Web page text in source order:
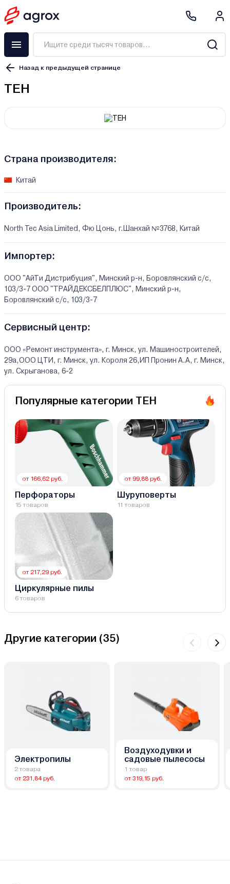
Назад к предыдущей странице
TEH
Страна производителя:
Китай
Производитель:
North Tec Asia Limited, Фю Цонь, г.Шанхай №3768, Китай
Импортер:
ООО "АйТи Дистрибуция", Минский р-н, Боровлянский с/с,
103/3-7 ООО "ТРАЙДЕКСБЕЛПЛЮС", Минский р-н,
Боровлянский с/с, 103/3-7
Сервисный центр:
ООО «Ремонт инструмента», г. Минск, ул. Машиностроителей,
29а,ООО ЦТИ, г. Минск, ул. Короля 26,ИП Пронин А.А, г. Минск,
ул. Скрыганова, 6-2
Популярные категории TEH
от 166,62 руб.
Перфораторы
15 товаров
от 99,88 руб.
Шуруповерты
11 товаров
от 217,29 руб.
Циркулярные пилы
6 товаров
Другие категории (35)
Электропилы
2 товара
от 231,84 руб.
Воздуходувки и
садовые пылесосы
1 товар
от 319,15 руб.